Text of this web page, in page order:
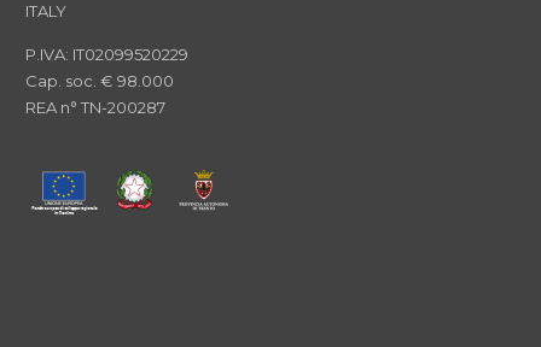
ITALY
P.IVA: IT02099520229
Cap. soc. € 98.000
REA n° TN-200287